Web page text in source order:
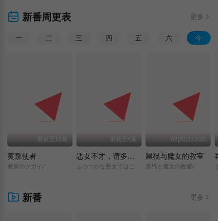
新番周更表 更多
一 二 三 四 五 六 今
更新至18集
黄泉使者
黄泉のツガイ/
更新至4集
恶女不才，请多关照 ～雏宫蝶鼠换身传～
ふつつかな悪女ではございますが/～雛宮蝶鼠とりかえ伝～/
08|周日23:30
黑猫与魔女的教室
黒猫と魔女の教室/
新番 更多